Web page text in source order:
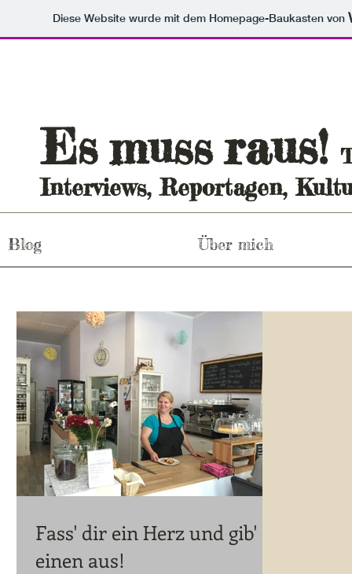
Diese Website wurde mit dem Homepage-Baukasten von
Es muss raus!
Interviews, Reportagen,
Blog Über mich
Fass' dir ein Herz und gib'
einen aus!